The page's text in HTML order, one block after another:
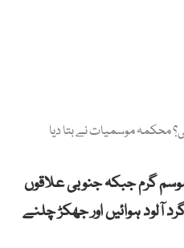
محکمہ موسمیات نے بتا دیا
گرم جبکہ جنوبی علاقوں
آلود ہوائیں اور جھکڑ چلنے